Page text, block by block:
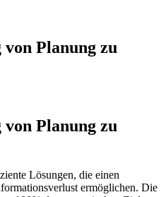
Planung zu
Planung zu
Lösungen, die einen
ermöglichen. Die